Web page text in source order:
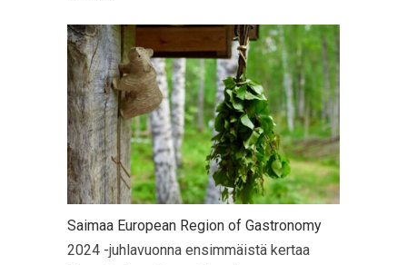
Saimaa European Region of Gastronomy
2024 -juhlavuonna ensimmäistä kertaa